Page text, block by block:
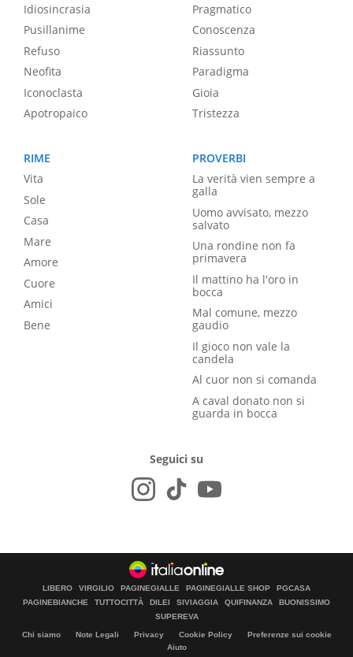
Idiosincrasia
Pusillanime
Refuso
Neofita
Iconoclasta
Apotropaico
Pragmatico
Conoscenza
Riassunto
Paradigma
Gioia
Tristezza
RIME
Vita
Sole
Casa
Mare
Amore
Cuore
Amici
Bene
PROVERBI
La verità vien sempre a
galla
Uomo avvisato, mezzo
salvato
Una rondine non fa
primavera
Il mattino ha l'oro in
bocca
Mal comune, mezzo
gaudio
Il gioco non vale la
candela
Al cuor non si comanda
A caval donato non si
guarda in bocca
Seguici su
LIBERO VIRGILIO PAGINEGIALLE PAGINEGIALLE SHOP
PGCASA
PAGINEBIANCHE
TUTTOCITTÀ DILEI SIVIAGGIA QUIFINANZA
BUONISSIMO
SUPEREVA
Chi siamo Note Legali Privacy Cookie Policy
Preferenze sui cookie
Aiuto